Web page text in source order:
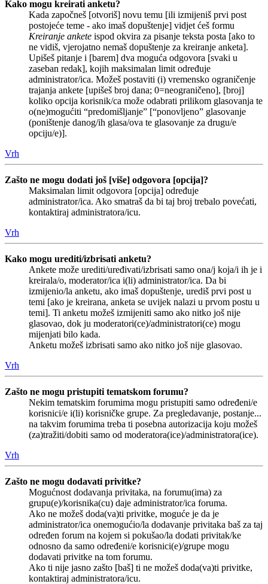
Kako mogu kreirati anketu?
Kada započneš [otvoriš] novu temu [ili izmijeniš prvi post
postojeće teme - ako imaš dopuštenje] vidjet ćeš formu
Kreiranje ankete ispod okvira za pisanje teksta posta [ako to
ne vidiš, vjerojatno nemaš dopuštenje za kreiranje anketa].
Upišeš pitanje i [barem] dva moguća odgovora [svaki u
zaseban redak], kojih maksimalan limit određuje
administrator/ica. Možeš postaviti (i) vremensko ograničenje
trajanja ankete [upišeš broj dana; 0=neograničeno], [broj]
koliko opcija korisnik/ca može odabrati prilikom glasovanja te
o(ne)mogućiti “predomišljanje” [“ponovljeno” glasovanje
(poništenje danog/ih glasa/ova te glasovanje za drugu/e
opciju/e)].
Vrh
Zašto ne mogu dodati još [više] odgovora [opcija]?
Maksimalan limit odgovora [opcija] određuje
administrator/ica. Ako smatraš da bi taj broj trebalo povećati,
kontaktiraj administratora/icu.
Vrh
Kako mogu urediti/izbrisati anketu?
Ankete može urediti/uređivati/izbrisati samo ona/j koja/i ih je i
kreirala/o, moderator/ica i(li) administrator/ica. Da bi
izmijenio/la anketu, ako imaš dopuštenje, urediš prvi post u
temi [ako je kreirana, anketa se uvijek nalazi u prvom postu u
temi]. Ti anketu možeš izmijeniti samo ako nitko još nije
glasovao, dok ju moderatori(ce)/administratori(ce) mogu
mijenjati bilo kada.
Anketu možeš izbrisati samo ako nitko još nije glasovao.
Vrh
Zašto ne mogu pristupiti tematskom forumu?
Nekim tematskim forumima mogu pristupiti samo određeni/e
korisnici/e i(li) korisničke grupe. Za pregledavanje, postanje...
na takvim forumima treba ti posebna autorizacija koju možeš
(za)tražiti/dobiti samo od moderatora(ice)/administratora(ice).
Vrh
Zašto ne mogu dodavati privitke?
Mogućnost dodavanja privitaka, na forumu(ima) za
grupu(e)/korisnika(cu) daje administrator/ica foruma.
Ako ne možeš doda(va)ti privitke, moguće je da je
administrator/ica onemogućio/la dodavanje privitaka baš za taj
određen forum na kojem si pokušao/la dodati privitak/ke
odnosno da samo određeni/e korisnici(e)/grupe mogu
dodavati privitke na tom forumu.
Ako ti nije jasno zašto [baš] ti ne možeš doda(va)ti privitke,
kontaktiraj administratora/icu.